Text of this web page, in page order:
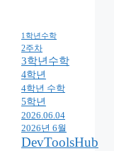
1학년수학
2주차
3학년수학
4학년
4학년 수학
5학년
2026.06.04
2026년 6월
DevToolsHub